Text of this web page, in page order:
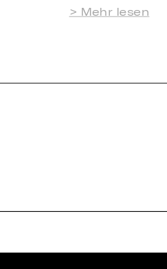
Mehr lesen